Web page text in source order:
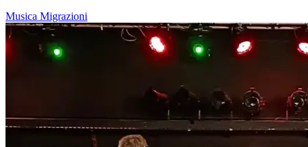
Musica Migrazioni